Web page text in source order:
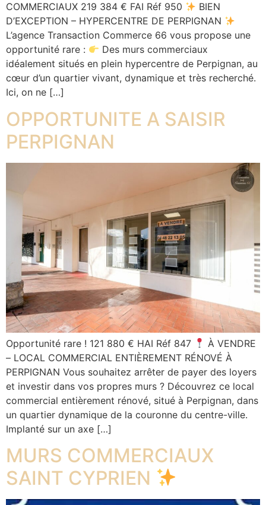
COMMERCIAUX 219 384 € FAI Réf 950
BIEN
D’EXCEPTION – HYPERCENTRE DE PERPIGNAN
L’agence Transaction Commerce 66 vous propose une
opportunité rare :
Des murs commerciaux
idéalement situés en plein hypercentre de Perpignan, au
cœur d’un quartier vivant, dynamique et très recherché.
Ici, on ne […]
OPPORTUNITE A SAISIR
PERPIGNAN
Opportunité rare ! 121 880 € HAI Réf 847
À VENDRE
– LOCAL COMMERCIAL ENTIÈREMENT RÉNOVÉ À
PERPIGNAN Vous souhaitez arrêter de payer des loyers
et investir dans vos propres murs ? Découvrez ce local
commercial entièrement rénové, situé à Perpignan, dans
un quartier dynamique de la couronne du centre-ville.
Implanté sur un axe […]
MURS COMMERCIAUX
SAINT CYPRIEN